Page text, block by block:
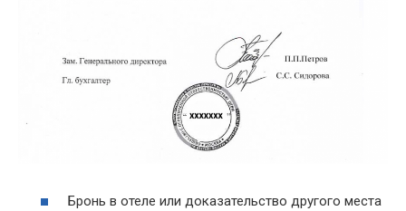
Бронь в отеле или доказательство другого места